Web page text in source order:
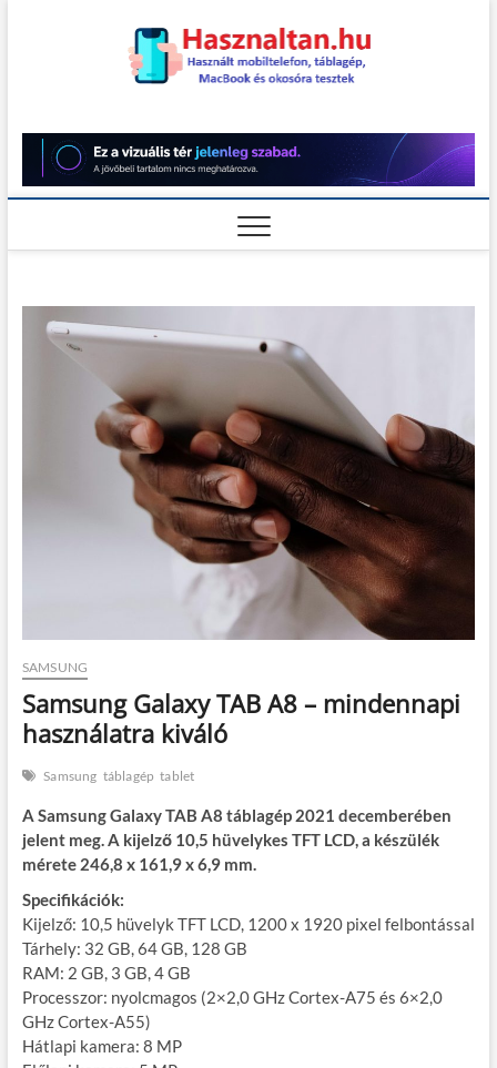
Használt
teszt
TÁBLAGÉP, MACBOOK ÉS
OKOSÓRA TESZTEK
SAMSUNG
Samsung Galaxy TAB A8 – mindennapi
használatra kiváló
Samsung táblagép tablet
A Samsung Galaxy TAB A8 táblagép 2021 decemberében
jelent meg. A kijelző 10,5 hüvelykes TFT LCD, a készülék
mérete 246,8 x 161,9 x 6,9 mm.
Specifikációk:
Kijelző: 10,5 hüvelyk TFT LCD, 1200 x 1920 pixel felbontással
Tárhely: 32 GB, 64 GB, 128 GB
RAM: 2 GB, 3 GB, 4 GB
Processzor: nyolcmagos (2×2,0 GHz Cortex-A75 és 6×2,0
GHz Cortex-A55)
Hátlapi kamera: 8 MP